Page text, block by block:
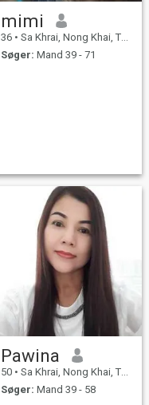
mimi
36 • Sa Khrai, Nong Khai, Thailand
Søger: Mand 39 - 71
Pawina
50 • Sa Khrai, Nong Khai, Thailand
Søger: Mand 39 - 58